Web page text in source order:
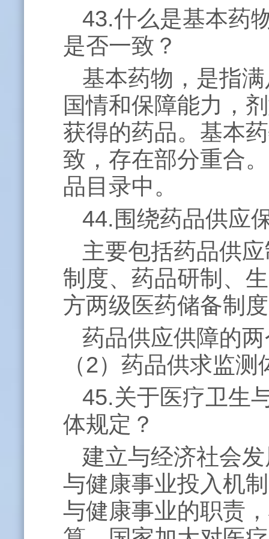
43.什么是基本药
是否一致？
基本药物，是指
国情和保障能力，
获得的药品。基本
致，存在部分重合
品目录中。
44.围绕药品供应
主要包括药品供
制度、药品研制、
方两级医药储备制
药品供应供障的
（2）药品供求监测
45.关于医疗卫生
体规定？
建立与经济社会
与健康事业投入机
与健康事业的职责